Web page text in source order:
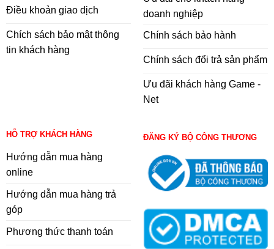
Điều khoản giao dịch
Chích sách bảo mật thông
tin khách hàng
doanh nghiệp
Chính sách bảo hành
Chính sách đổi trả sản phẩm
Ưu đãi khách hàng Game -
Net
HỖ TRỢ KHÁCH HÀNG
Hướng dẫn mua hàng
online
Hướng dẫn mua hàng trả
góp
Phương thức thanh toán
ĐĂNG KÝ BỘ CÔNG THƯƠNG